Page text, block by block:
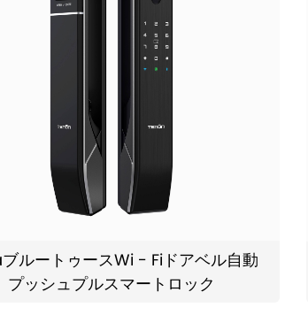
ルートゥースWi - Fiドアベル自動
プッシュプルスマートロック